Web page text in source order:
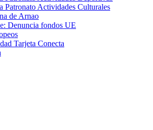
Patronato Actividades Culturales
de Arnao
Denuncia fondos UE
Tarjeta Conecta